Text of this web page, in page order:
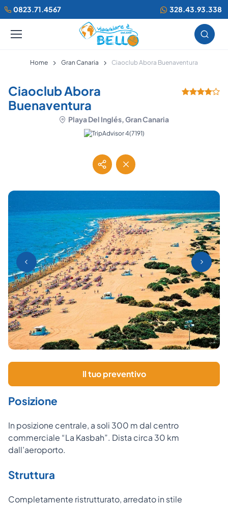
0823.71.4567 328.43.93.338
Home Gran Canaria Ciaoclub Abora Buenaventura
Ciaoclub Abora
Buenaventura
Playa Del Inglés, Gran Canaria
(7191)
Il tuo preventivo
Posizione
In posizione centrale, a soli 300 m dal centro
commerciale “La Kasbah”. Dista circa 30 km
dall’aeroporto.
Struttura
Completamente ristrutturato, arredato in stile